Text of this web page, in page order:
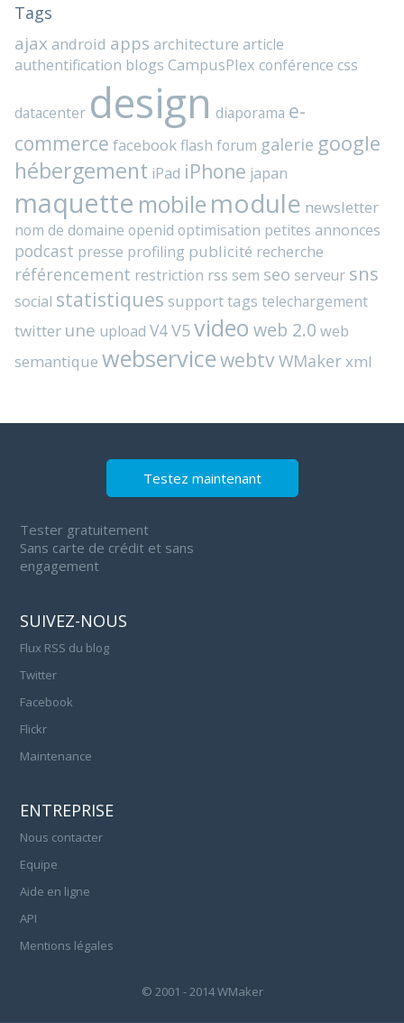
Tags
ajax android apps architecture article
authentification blogs CampusPlex conférence css
datacenter design diaporama e-
commerce facebookflash forum galerie google
hébergement iPad iPhone japan
maquette mobile module newsletter
nom de domaine openid optimisation petites annonces
podcast presse profiling publicité recherche
référencement restriction rss sem seo serveur sns
social statistiques supporttags telechargement
twitter une upload V4V5video web 2.0 web
semantique webservicewebtvWMakerxml
Testez maintenant
Tester gratuitement
Sans carte de crédit et sans
engagement
SUIVEZ-NOUS
Flux RSS du blog
Twitter
Facebook
Flickr
Maintenance
ENTREPRISE
Nous contacter
Equipe
Aide en ligne
API
Mentions légales
© 2001 - 2014 WMaker